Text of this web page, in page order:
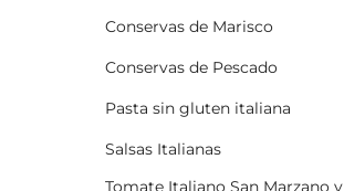
Conservas de Marisco
Conservas de Pescado
Pasta sin gluten italiana
Salsas Italianas
Tomate Italiano San Marzano y